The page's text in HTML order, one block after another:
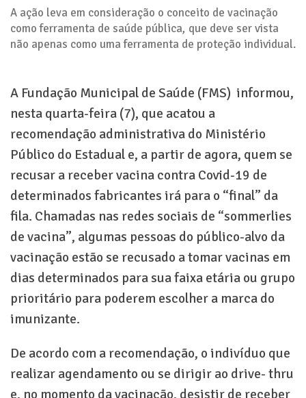
A ação leva em consideração o conceito de vacinação
como ferramenta de saúde pública, que deve ser vista
não apenas como uma ferramenta de proteção individual.
A Fundação Municipal de Saúde (FMS) informou,
nesta quarta-feira (7), que acatou a
recomendação administrativa do Ministério
Público do Estadual e, a partir de agora, quem se
recusar a receber vacina contra Covid-19 de
determinados fabricantes irá para o “final” da
fila. Chamadas nas redes sociais de “sommerlies
de vacina”, algumas pessoas do público-alvo da
vacinação estão se recusado a tomar vacinas em
dias determinados para sua faixa etária ou grupo
prioritário para poderem escolher a marca do
imunizante.
De acordo com a recomendação, o indivíduo que
realizar agendamento ou se dirigir ao drive- thru
e, no momento da vacinação, desistir de receber